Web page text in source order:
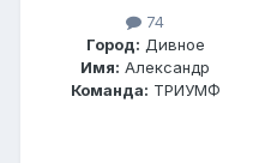
74
Город: Дивное
Имя: Александр
Команда: ТРИУМФ